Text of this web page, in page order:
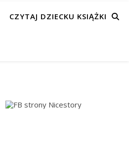
CZYTAJ DZIECKU KSIĄŻKI